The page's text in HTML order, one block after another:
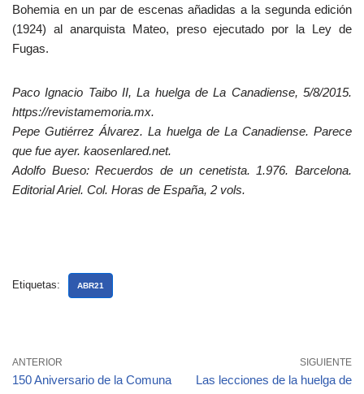
Bohemia en un par de escenas añadidas a la segunda edición
(1924) al anarquista Mateo, preso ejecutado por la Ley de
Fugas.
Paco Ignacio Taibo II, La huelga de La Canadiense, 5/8/2015.
https://revistamemoria.mx.
Pepe Gutiérrez Álvarez. La huelga de La Canadiense. Parece
que fue ayer. kaosenlared.net.
Adolfo Bueso: Recuerdos de un cenetista. 1.976. Barcelona.
Editorial Ariel. Col. Horas de España, 2 vols.
Etiquetas: ABR21
ANTERIOR
150 Aniversario de la Comuna
SIGUIENTE
Las lecciones de la huelga de